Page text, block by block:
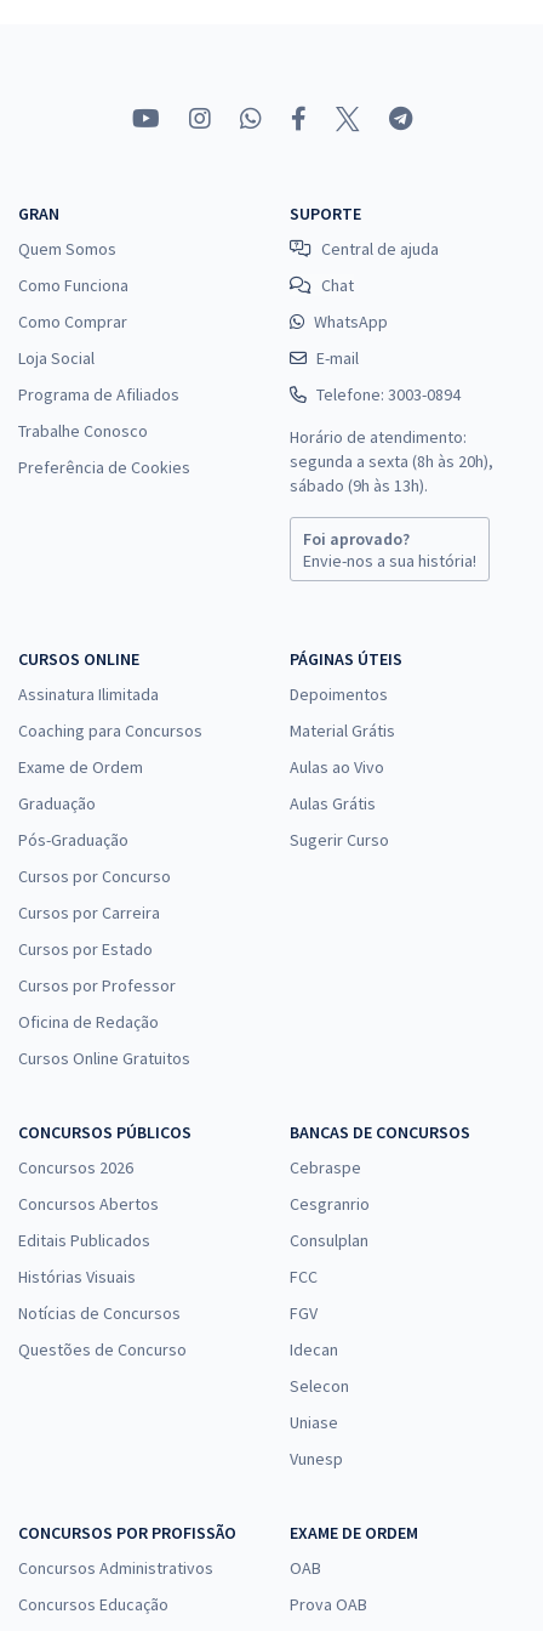
R$ 287,92
à vista
Comprar
STJ - Superior Tribunal de Justiça - Conhecimentos Específicos para
o Cargo 10: Analista Judiciário - Área: Apoio Especializado -
Especialidade: Engenharia Elétrica
R$20,00
Economize R$ 60,00 (-20%)
Comprar
o Cargo 7: Analista Judiciário - Área: Apoio Especializado -
Especialidade: Contadoria
à vista
Economize R$ 60,00 (-20%)
o Cargo 1: Analista Judiciário - Área: Administrativa
Economize R$ 62,00 (-20%)
STJ - Superior Tribunal de Justiça - Cargo 19: Analista Judiciário -
Área: Judiciária
à vista
R$52,72
GRAN
Quem Somos
Como Funciona
Como Comprar
Loja Social
Programa de Afiliados
Trabalhe Conosco
Preferência de Cookies
SUPORTE
Central de ajuda
Chat
WhatsApp
E-mail
Telefone: 3003-0894
Horário de atendimento:
segunda a sexta (8h às 20h),
sábado (9h às 13h).
Foi aprovado?
Envie-nos a sua história!
CURSOS ONLINE
Assinatura Ilimitada
Coaching para Concursos
Exame de Ordem
Graduação
Pós-Graduação
Cursos por Concurso
Cursos por Carreira
Cursos por Estado
Cursos por Professor
Oficina de Redação
Cursos Online Gratuitos
PÁGINAS ÚTEIS
Depoimentos
Material Grátis
Aulas ao Vivo
Aulas Grátis
Sugerir Curso
CONCURSOS PÚBLICOS
Concursos 2026
Concursos Abertos
Editais Publicados
Histórias Visuais
Notícias de Concursos
Questões de Concurso
BANCAS DE CONCURSOS
Cebraspe
Cesgranrio
Consulplan
FCC
FGV
Idecan
Selecon
Uniase
Vunesp
CONCURSOS POR PROFISSÃO
Concursos Administrativos
Concursos Educação
EXAME DE ORDEM
OAB
Prova OAB